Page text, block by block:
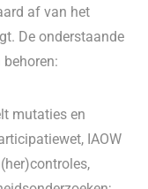
af van het
De onderstaande
mutaties en
IAOW